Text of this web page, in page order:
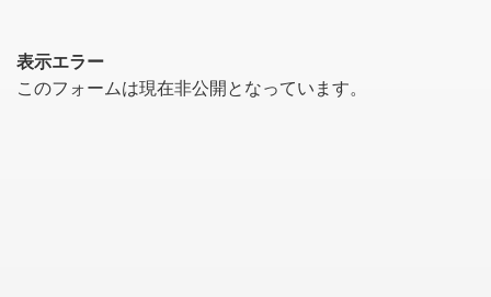
表示エラー
このフォームは現在非公開となっています。